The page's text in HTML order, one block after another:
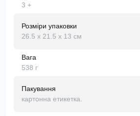
3 +
Розміри упаковки
26.5 х 21.5 х 13 см
Вага
538 г
Пакування
картонна етикетка.